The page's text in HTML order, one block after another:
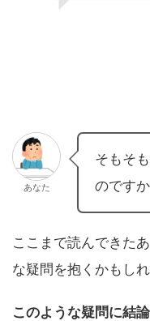
あなた
そもそ
のです
ここまで読んできた
な疑問を抱くかもしれ
このような疑問に結